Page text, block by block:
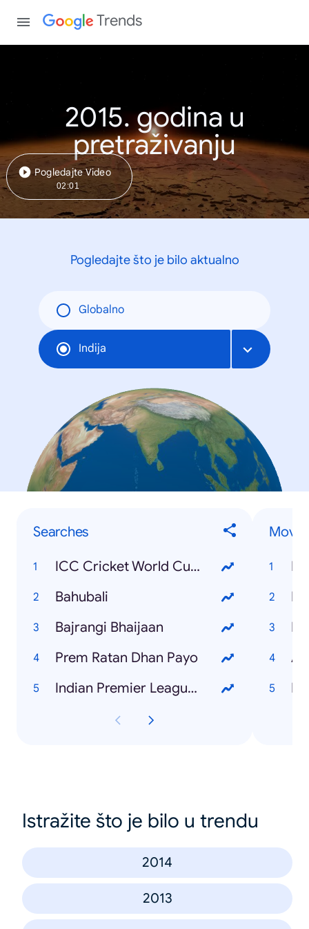
Trends
2015. godina u
pretraživanju
Pogledajte Video
02:01
Pogledajte što je bilo aktualno
Globalno
Indija
Searches
ICC Cricket World Cup 2015
Bahubali
Bajrangi Bhaijaan
Prem Ratan Dhan Payo
Indian Premier League (IPL)
I
Istražite što je bilo u trendu
2014
2013